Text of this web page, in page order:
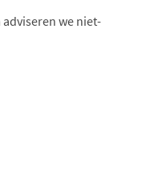
we niet-